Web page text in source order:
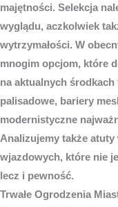
majętności. Selekcja
wyglądu, aczkolwiek
wytrzymałości. W
mnogim opcjom, które
na aktualnych
palisadowe, bariery
modernistyczne
Analizujemy także
wjazdowych, które nie
lecz i pewność.
Trwałe Ogrodzenia